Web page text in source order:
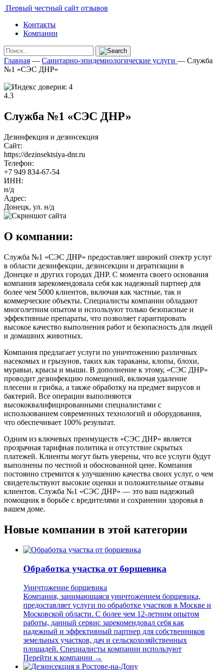
Первый честный сайт отзывов
Контакты
Компании
Главная — Санитарно-эпидемиологические услуги — Служба
№1 «СЭС ДНР»
4.3
Служба №1 «СЭС ДНР»
Дезинфекция и дезинсекция
Сайт:
https://dezinsektsiya-dnr.ru
Телефон:
+7 949 834-67-54
ИНН:
н/д
Адрес:
Донецк, ул. н/д
О компании:
Служба №1 «СЭС ДНР» предоставляет широкий спектр услуг
в области дезинфекции, дезинсекции и дератизации в
Донецке и других городах ДНР. С момента своего основания
компания зарекомендовала себя как надежный партнер для
более чем 5000 клиентов, включая как частные, так и
коммерческие объекты. Специалисты компании обладают
многолетним опытом и используют только безопасные и
эффективные препараты, что позволяет гарантировать
высокое качество выполнения работ и безопасность для людей
и домашних животных.
Компания предлагает услуги по уничтожению различных
насекомых и грызунов, таких как тараканы, клопы, блохи,
муравьи, крысы и мыши. В дополнение к этому, «СЭС ДНР»
проводит дезинфекцию помещений, включая удаление
плесени и грибка, а также обработку на предмет вирусов и
бактерий. Все операции выполняются
высококвалифицированными специалистами с
использованием современных технологий и оборудования,
что обеспечивает 100% результат.
Одним из ключевых преимуществ «СЭС ДНР» является
прозрачная тарифная политика и отсутствие скрытых
платежей. Клиенты могут быть уверены, что все услуги будут
выполнены по честной и обоснованной цене. Компания
постоянно стремится к улучшению качества своих услуг, о чем
свидетельствуют высокие оценки и положительные отзывы
клиентов. Служба №1 «СЭС ДНР» — это ваш надежный
помощник в борьбе с вредителями и сохранении здоровья в
вашем доме.
Новые компании в этой категории
Обработка участка от борщевика
Уничтожение борщевика
Компания, занимающаяся уничтожением борщевика,
предоставляет услуги по обработке участков в Москве и
Московской области. С более чем 12-летним опытом
работы, данный сервис зарекомендовал себя как
надежный и эффективный партнер для собственников
земельных участков, дач и сельскохозяйственных
площадей. Специалисты компании используют
Перейти к компании →